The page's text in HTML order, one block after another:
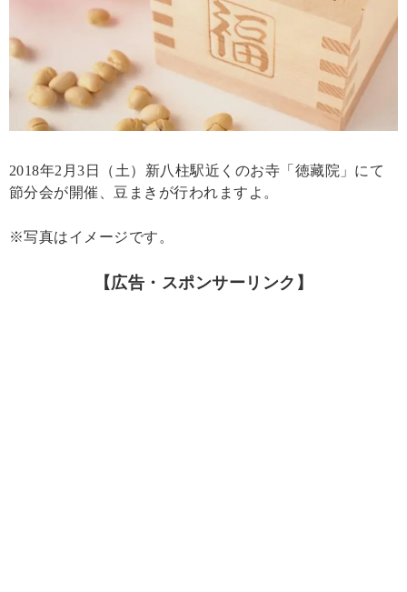
2018年2月3日（土）新八柱駅近くのお寺「徳藏院」にて
節分会が開催、豆まきが行われますよ。
※写真はイメージです。
【広告・スポンサーリンク】